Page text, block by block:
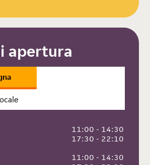
apertura
11:00 - 14:30
17:30 - 22:10
11:00 - 14:30